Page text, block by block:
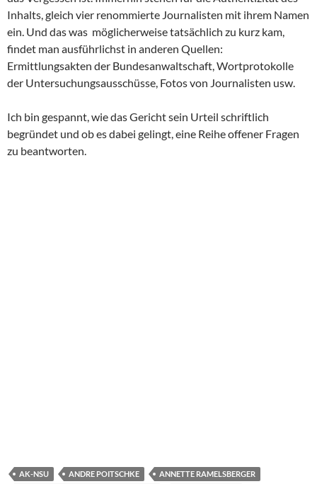
Inhalts, gleich vier renommierte Journalisten mit ihrem Namen
ein. Und das was möglicherweise tatsächlich zu kurz kam,
findet man ausführlichst in anderen Quellen:
Ermittlungsakten der Bundesanwaltschaft, Wortprotokolle
der Untersuchungsausschüsse, Fotos von Journalisten usw.
Ich bin gespannt, wie das Gericht sein Urteil schriftlich
begründet und ob es dabei gelingt, eine Reihe offener Fragen
zu beantworten.
AK-NSU ANDRE POITSCHKE
ANNETTE RAMELSBERGER